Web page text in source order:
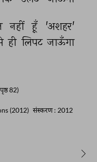
नहीं हूँ
'अशहर'
ही लिपट जाऊँगा
82)
(2012) संस्करण: 2012